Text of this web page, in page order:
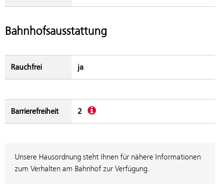
Bahnhofsausstattung
Rauchfrei ja
Barrierefreiheit 2 Beschreibung
Unsere Hausordnung steht Ihnen für nähere Informationen
zum Verhalten am Bahnhof zur Verfügung.